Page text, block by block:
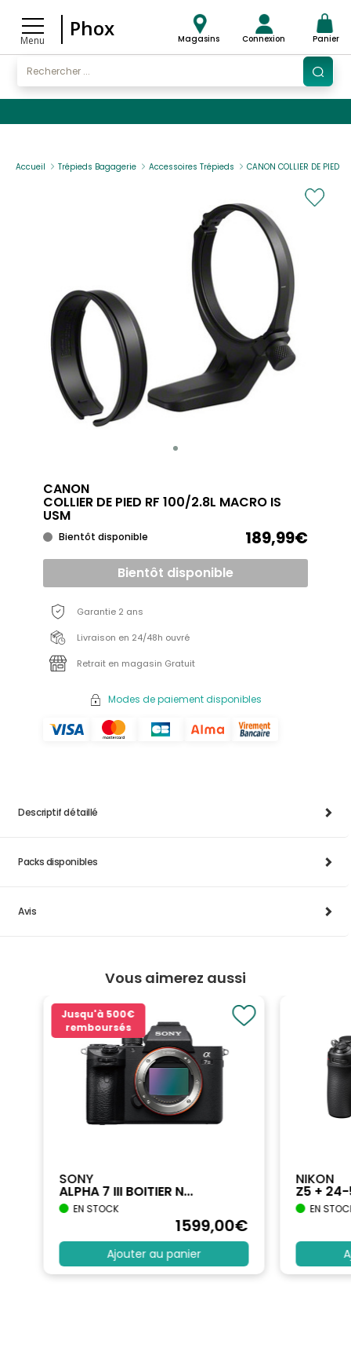
Menu
Phox Magasins Connexion Panier
Accueil Trépieds Bagagerie Accessoires Trépieds CANON COLLIER DE PIED
CANON
COLLIER DE PIED RF 100/2.8L MACRO IS
USM
Bientôt disponible 189,99€
Bientôt disponible
Garantie 2 ans
Livraison en 24/48h ouvré
Retrait en magasin Gratuit
Modes de paiement disponibles
Descriptif détaillé
Packs disponibles
Avis
Vous aimerez aussi
Jusqu'à 500€
remboursés
SONY
ALPHA 7 III BOITIER N...
EN STOCK
1599,00€
Ajouter au panier
NIKON
Z5 +
EN